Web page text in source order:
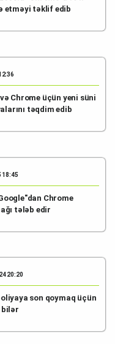
etməyi təklif edib
Chrome üçün yeni süni
təqdim edib
18:45
Chrome
tələb edir
20:20
son qoymaq üçün
bilər